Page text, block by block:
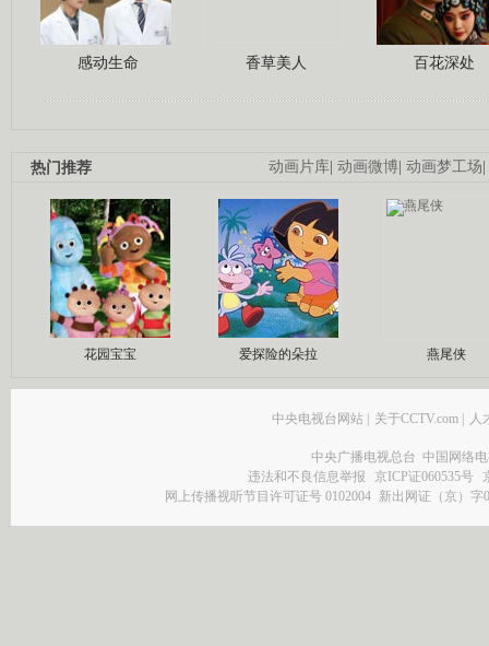
感动生命 香草美人 百花深处
动画片库 动画微博 动画梦工场
热门推荐
花园宝宝 爱探险的朵拉 燕尾侠
中央电视台网站 关于CCTV.com 人
中央广播电视总台 中国网络
违法和不良信息举报
京ICP证060535号
网上传播视听节目许可证号 0102004 新出网证（京）